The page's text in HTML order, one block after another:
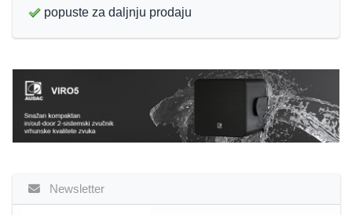
popuste za daljnju prodaju
Newsletter